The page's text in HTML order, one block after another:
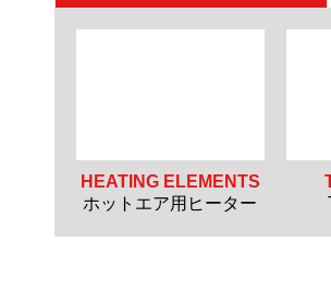
HEATING ELEMENTS
ホットエア用ヒーター